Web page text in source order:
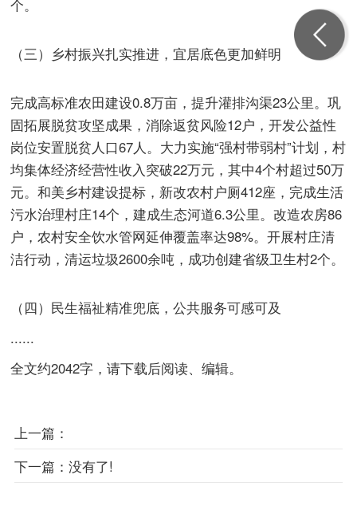
个。
（三）乡村振兴扎实推进，宜居底色更加鲜明
完成高标准农田建设0.8万亩，提升灌排沟渠23公里。巩
固拓展脱贫攻坚成果，消除返贫风险12户，开发公益性
岗位安置脱贫人口67人。大力实施“强村带弱村”计划，村
均集体经济经营性收入突破22万元，其中4个村超过50万
元。和美乡村建设提标，新改农村户厕412座，完成生活
污水治理村庄14个，建成生态河道6.3公里。改造农房86
户，农村安全饮水管网延伸覆盖率达98%。开展村庄清
洁行动，清运垃圾2600余吨，成功创建省级卫生村2个。
（四）民生福祉精准兜底，公共服务可感可及
......
全文约2042字，请下载后阅读、编辑。
上一篇：
下一篇： 没有了!